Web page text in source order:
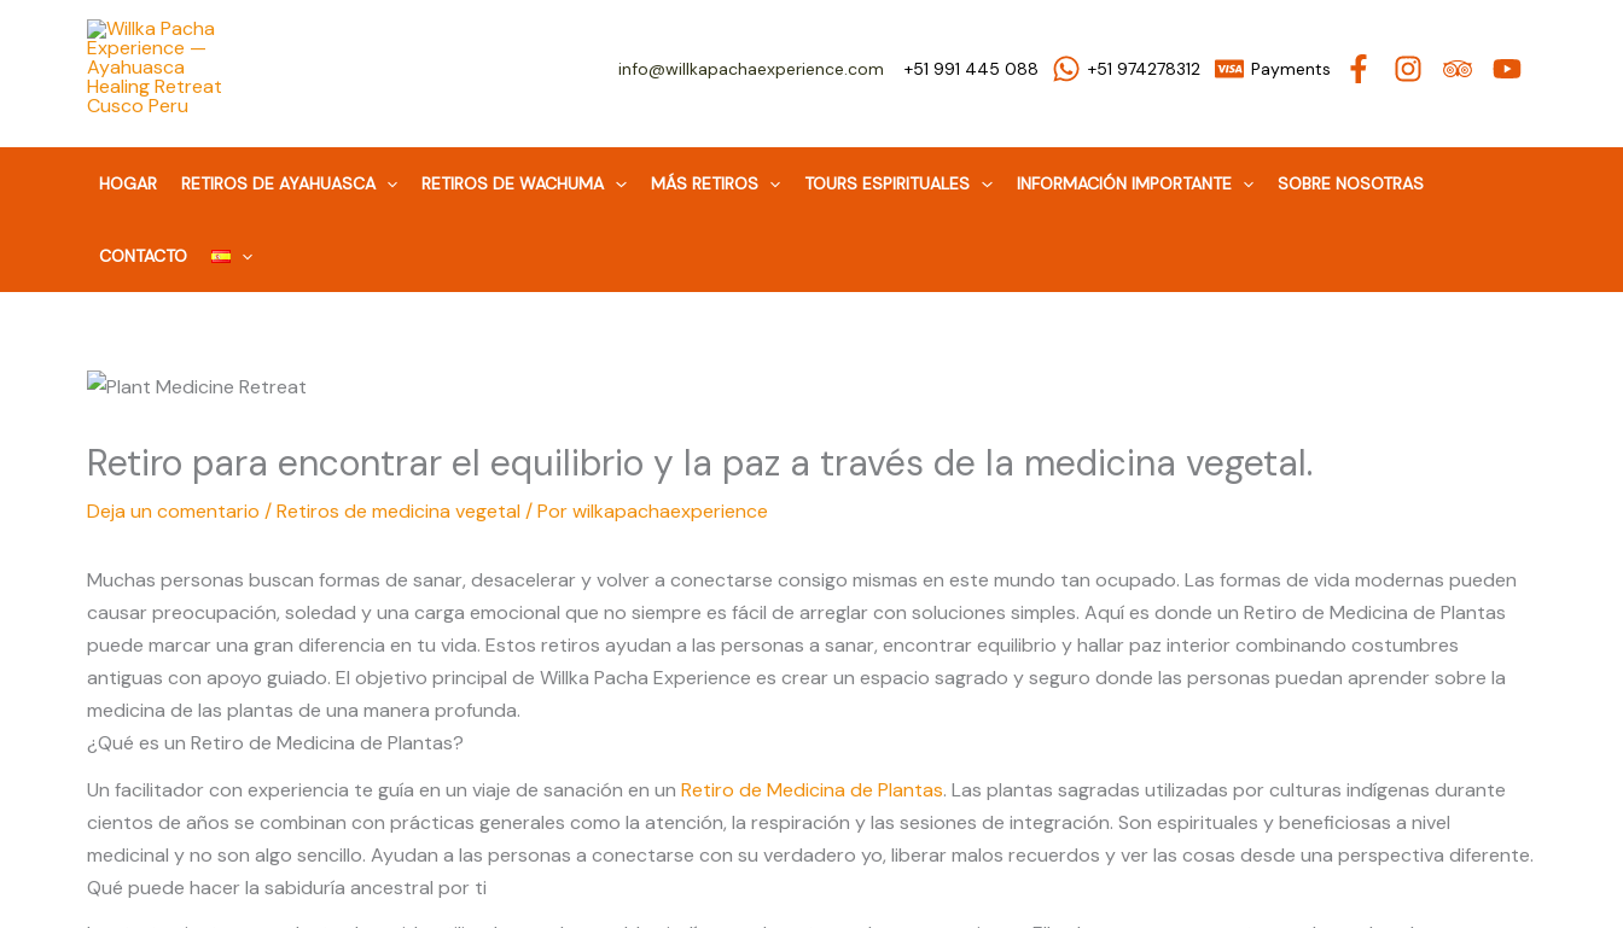
contenido
info@willkapachaexperience.com +51 991 445 088 +51 974278312 Payments
HOGAR RETIROS DE AYAHUASCA RETIROS DE WACHUMA MÁS RETIROS TOURS ESPIRITUALES INFORMACIÓN IMPORTANTE SOBRE NOSOTRAS
CONTACTO
Retiro para encontrar el equilibrio y la paz a través de la medicina vegetal.
Deja un comentario /Retiros de medicina vegetal / Porwilkapachaexperience
Muchas personas buscan formas de sanar, desacelerar y volver a conectarse consigo mismas en este mundo tan ocupado. Las formas de vida modernas pueden
causar preocupación, soledad y una carga emocional que no siempre es fácil de arreglar con soluciones simples. Aquí es donde un Retiro de Medicina de Plantas
puede marcar una gran diferencia en tu vida. Estos retiros ayudan a las personas a sanar, encontrar equilibrio y hallar paz interior combinando costumbres
antiguas con apoyo guiado. El objetivo principal de Willka Pacha Experience es crear un espacio sagrado y seguro donde las personas puedan aprender sobre la
medicina de las plantas de una manera profunda.
¿Qué es un Retiro de Medicina de Plantas?
Un facilitador con experiencia te guía en un viaje de sanación en un Retiro de Medicina de Plantas. Las plantas sagradas utilizadas por culturas indígenas durante
cientos de años se combinan con prácticas generales como la atención, la respiración y las sesiones de integración. Son espirituales y beneficiosas a nivel
medicinal y no son algo sencillo. Ayudan a las personas a conectarse con su verdadero yo, liberar malos recuerdos y ver las cosas desde una perspectiva diferente.
Qué puede hacer la sabiduría ancestral por ti